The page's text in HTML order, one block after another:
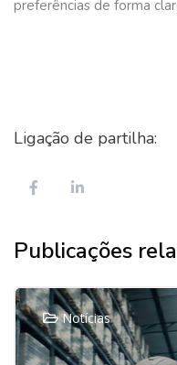
preferências de forma
Ligação de partilha:
Publicações
Notícias